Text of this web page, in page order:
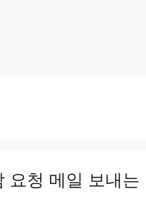
요청 메일 보내는